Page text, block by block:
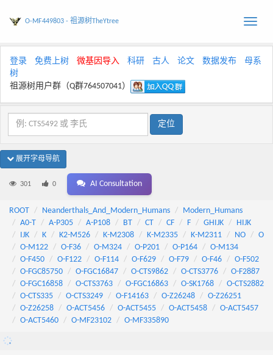
Toggle
O-MF449803 - 祖源树TheYtree
登录 免费上树 微基因导入 科研 古人 论文 数据发布
母系
树
祖源树用户群（Q群764507041）
展开字母导航
301 0 AI Consultation
ROOT Neanderthals_And_Modern_Humans
Modern_Humans
A0-T
A-P305 A-P108 BT CT CF F GHIJK
HIJK
IJK
K K2-M526 K-M2308 K-M2335 K-M2311 NO
O
O-M122
O-F36 O-M324 O-P201 O-P164
O-M134
O-F450
O-F122 O-F114 O-F629 O-F79 O-F46
O-F502
O-FGC85750
O-FGC16847 O-CTS9862 O-CTS3776
O-F2887
O-FGC16858
O-CTS3763 O-FGC16863 O-SK1768
O-CTS2882
O-CTS335
O-CTS3249 O-F14163 O-Z26248
O-Z26251
O-Z26258
O-ACT5456 O-ACT5455 O-ACT5458
O-ACT5457
O-ACT5460
O-MF23102 O-MF335890